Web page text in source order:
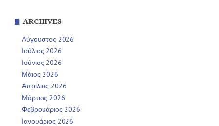
ARCHIVES
Αύγουστος 2026
Ιούλιος 2026
Ιούνιος 2026
Μάιος 2026
Απρίλιος 2026
Μάρτιος 2026
Φεβρουάριος 2026
Ιανουάριος 2026